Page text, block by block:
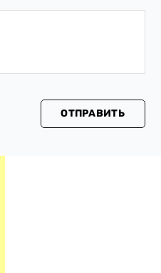
ОТПРАВИТЬ